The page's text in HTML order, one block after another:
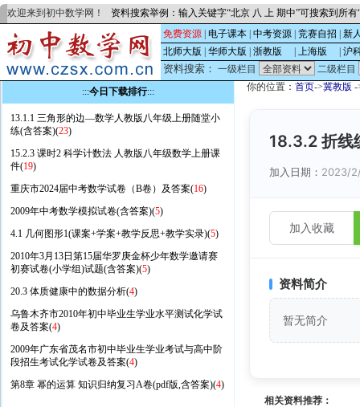
欢迎来到初中数学网！ 资料搜索举例：输入关键字“北京 八 上 期中”可搜索到所
免费资源 电子课本 中考资源 竞赛自招
新
北师大版
华师大版 浙教版 上海版 沪
资料搜索： 一级栏目
二级栏目
:::今日下载排行:::
13.1.1 三角形的边—数学人教版八年级上册随堂小
练(含答案)(23)
15.2.3 课时2 科学计数法 人教版八年级数学上册课
件(19)
重庆市2024届中考数学试卷（B卷）及答案(16)
2009年中考数学模拟试卷(含答案)(5)
4.1 几何图形1(课案+学案+教学反思+教学实录)(5)
2010年3月13日第15届华罗庚金杯少年数学邀请赛
初赛试卷(小学组)试题(含答案)(5)
20.3 体质健康中的数据分析(4)
乌鲁木齐市2010年初中毕业生学业水平测试化学试
卷及答案(4)
2009年广东省茂名市初中毕业生学业考试与高中阶
段招生考试化学试卷及答案(4)
第8章 幂的运算 知识归纳复习A卷(pdf版,含答案)(4)
你的位置： 首页->冀教版 -
18.3.2 折线
加入日期： 2023/
加入收藏
资料简介
暂无简介
相关资料推荐：